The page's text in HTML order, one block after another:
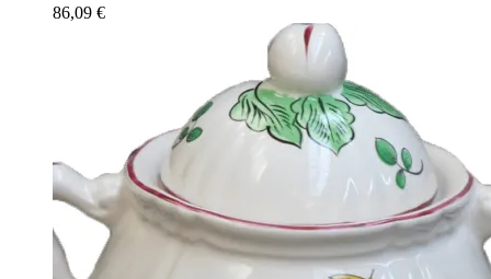
86,09 €